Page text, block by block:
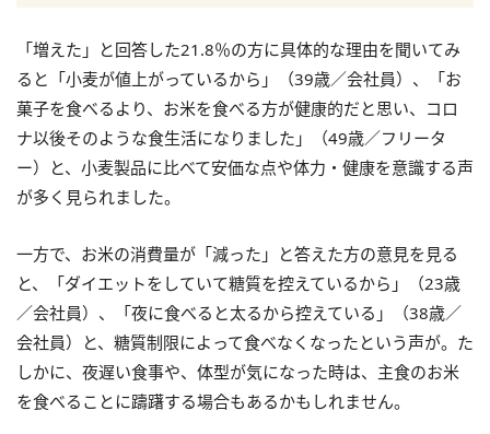
「増えた」と回答した21.8％の方に具体的な理由を聞いてみ
ると「小麦が値上がっているから」（39歳／会社員）、「お
菓子を食べるより、お米を食べる方が健康的だと思い、コロ
ナ以後そのような食生活になりました」（49歳／フリータ
ー）と、小麦製品に比べて安価な点や体力・健康を意識する声
が多く見られました。
一方で、お米の消費量が「減った」と答えた方の意見を見る
と、「ダイエットをしていて糖質を控えているから」（23歳
／会社員）、「夜に食べると太るから控えている」（38歳／
会社員）と、糖質制限によって食べなくなったという声が。た
しかに、夜遅い食事や、体型が気になった時は、主食のお米
を食べることに躊躇する場合もあるかもしれません。